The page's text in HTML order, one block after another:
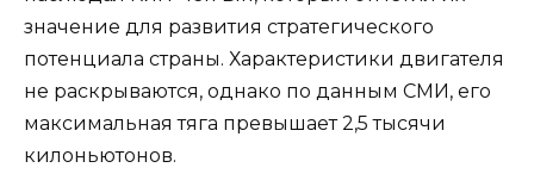
значение для развития стратегического
потенциала страны. Характеристики двигателя
не раскрываются, однако по данным СМИ, его
максимальная тяга превышает 2,5 тысячи
килоньютонов.